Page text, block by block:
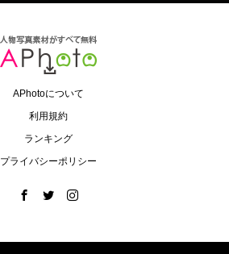
APhotoについて
利用規約
ランキング
プライバシーポリシー